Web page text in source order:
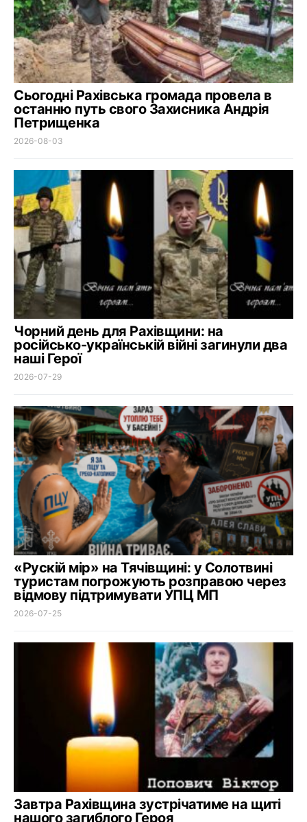
Сьогодні Рахівська громада провела в
останню путь свого Захисника Андрія
Петрищенка
2026-08-03
Чорний день для Рахівщини: на
російсько-українській війні загинули два
наші Герої
2026-07-29
«Рускій мір» на Тячівщині: у Солотвині
туристам погрожують розправою через
відмову підтримувати УПЦ МП
2026-07-25
Завтра Рахівщина зустрічатиме на щиті
нашого загиблого Героя